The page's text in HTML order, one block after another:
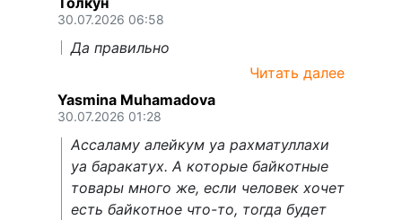
30.07.2026 06:58
Да правильно
Читать далее
Yasmina Muhamadova
30.07.2026 01:28
Ассаламу алейкум уа рахматуллахи
уа баракатух. А которые байкотные
товары много же, если человек хочет
есть байкотное что-то, тогда будет